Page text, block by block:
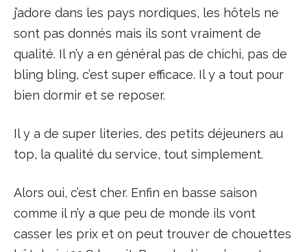
j’adore dans les pays nordiques, les hôtels ne
sont pas donnés mais ils sont vraiment de
qualité. Il n’y a en général pas de chichi, pas de
bling bling, c’est super efficace. Il y a tout pour
bien dormir et se reposer.
Il y a de super literies, des petits déjeuners au
top, la qualité du service, tout simplement.
Alors oui, c’est cher. Enfin en basse saison
comme il n’y a que peu de monde ils vont
casser les prix et on peut trouver de chouettes